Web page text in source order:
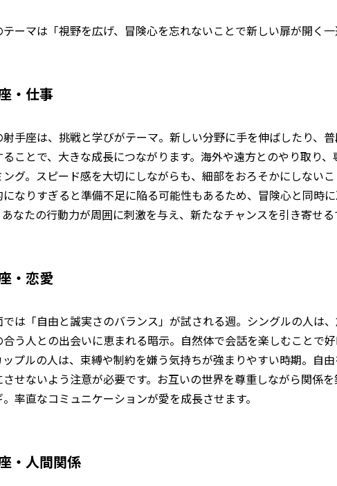
ーマは「視野を広げ、冒険心を忘れないことで新しい扉が開く一
・仕事
手座は、挑戦と学びがテーマ。新しい分野に手を伸ばしたり、
ことで、大きな成長につながります。海外や遠方とのやり取り
ング。スピード感を大切にしながらも、細部をおろそかにしないこ
なりすぎると準備不足に陥る可能性もあるため、冒険心と同時
なたの行動力が周囲に刺激を与え、新たなチャンスを引き寄せる
・恋愛
では「自由と誠実さのバランス」が試される週。シングルの人は
う人との出会いに恵まれる暗示。自然体で会話を楽しむことで
ップルの人は、束縛や制約を嫌う気持ちが強まりやすい時期。自
せないよう注意が必要です。お互いの世界を尊重しながら関係
。率直なコミュニケーションが愛を成長させます。
・人間関係